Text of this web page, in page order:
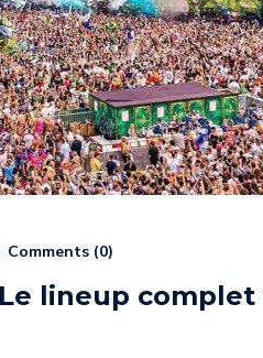
Comments (0)
lineup